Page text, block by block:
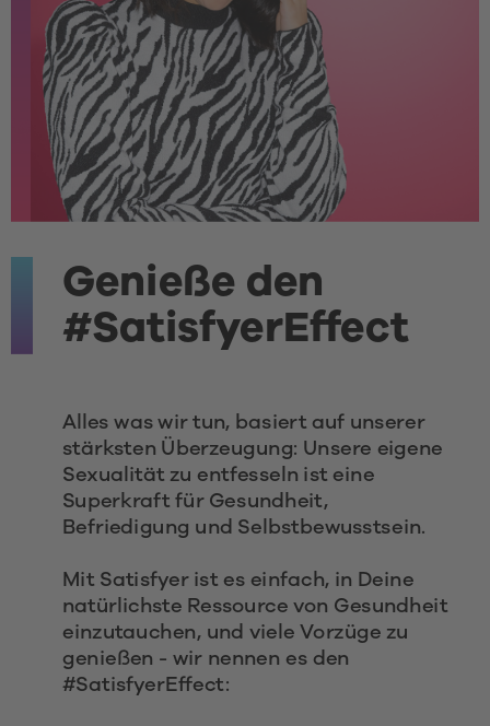
Genieße den
#SatisfyerEffect
Alles was wir tun, basiert auf unserer
stärksten Überzeugung: Unsere eigene
Sexualität zu entfesseln ist eine
Superkraft für Gesundheit,
Befriedigung und Selbstbewusstsein.
Mit Satisfyer ist es einfach, in Deine
natürlichste Ressource von Gesundheit
einzutauchen, und viele Vorzüge zu
genießen - wir nennen es den
#SatisfyerEffect: